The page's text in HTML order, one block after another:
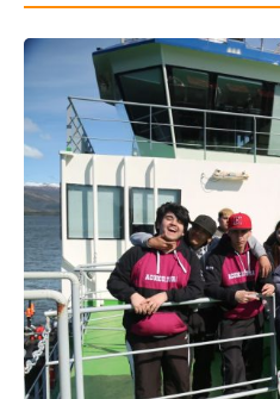
AUDIOS
VIDEOS
GALERIA DE FOTOS
APP MÓVIL
TRANSPARENCIA